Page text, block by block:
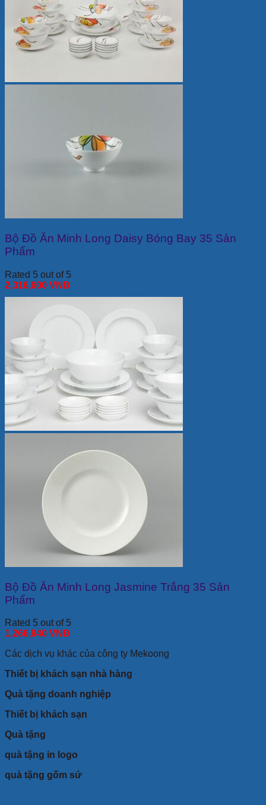
Bộ Đồ Ăn Minh Long Daisy Bóng Bay 35 Sản
Phẩm
Rated 5 out of 5
2,316,600 VNĐ
Bộ Đồ Ăn Minh Long Jasmine Trắng 35 Sản
Phẩm
Rated 5 out of 5
1,266,840 VNĐ
Các dịch vụ khác của công ty Mekoong
Thiết bị khách sạn nhà hàng
Quà tặng doanh nghiệp
Thiết bị khách sạn
Quà tặng
quà tặng in logo
quà tặng gốm sứ